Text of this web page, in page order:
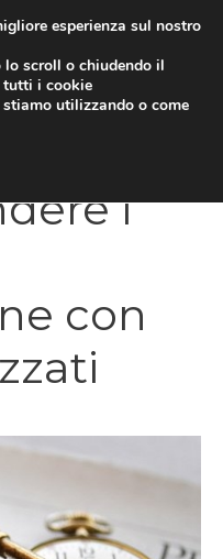
i
con
esperienza sul nostro
scroll o chiudendo il
tutti i cookie
utilizzando o come